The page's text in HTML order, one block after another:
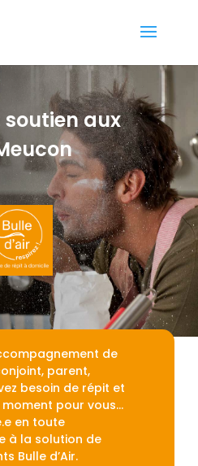
soutien aux
de
parent,
besoin de répit et
moment pour vous…
en toute
à la solution de
Bulle d’Air.